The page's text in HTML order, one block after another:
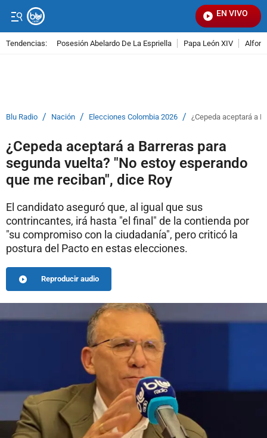
EN VIVO
Tendencias: Posesión Abelardo De La Espriella Papa León XIV
Blu Radio / Nación / Elecciones Colombia 2026 / ¿Cepeda aceptará a
¿Cepeda aceptará a Barreras para
segunda vuelta? "No estoy esperando
que me reciban", dice Roy
El candidato aseguró que, al igual que sus
contrincantes, irá hasta "el final" de la contienda por
"su compromiso con la ciudadanía", pero criticó la
postura del Pacto en estas elecciones.
Reproducir audio